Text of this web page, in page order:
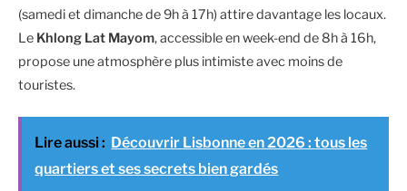
(samedi et dimanche de 9h à 17h) attire davantage les locaux.
Le Khlong Lat Mayom, accessible en week-end de 8h à 16h,
propose une atmosphère plus intimiste avec moins de
touristes.
Lire aussi : Découvrir Lisbonne en 2026 : tous les
quartiers et ses secrets bien gardés